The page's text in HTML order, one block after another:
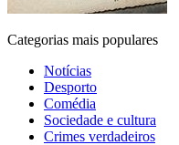
Categorias mais populares
Notícias
Desporto
Comédia
Sociedade e cultura
Crimes verdadeiros